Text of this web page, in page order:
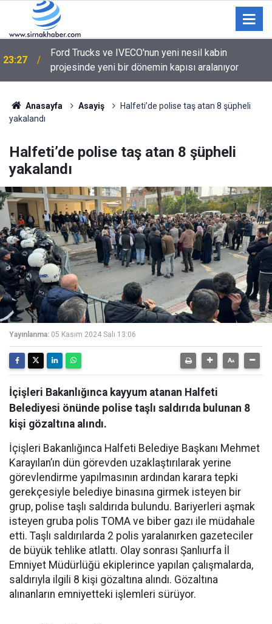
23:27
Ford Trucks ve IVECO'nun yeni nesil kabin
projesinde yeni bir dönemin kapısı aralanıyor
Anasayfa Asayiş
Halfeti’de polise taş atan 8 şüpheli
yakalandı
Halfeti’de polise taş atan 8 şüpheli
yakalandı
Yayınlanma: 05 Kasım 2024 Salı 13:06
İçişleri Bakanlığınca kayyum atanan Halfeti
Belediyesi önünde polise taşlı saldırıda bulunan 8
kişi gözaltına alındı.
İçişleri Bakanlığınca Halfeti Belediye Başkanı Mehmet
Karayılan’ın dün görevden uzaklaştırılarak yerine
görevlendirme yapılmasının ardından karara tepki
gerekçesiyle belediye binasına girmek isteyen bir
grup, polise taşlı saldırıda bulundu. Bariyerleri aşmak
isteyen gruba polis TOMA ve biber gazı ile müdahale
etti. Taşlı saldırılarda 2 polis yaralanırken gazeteciler
de büyük tehlike atlattı. Olay sonrası Şanlıurfa İl
Emniyet Müdürlüğü ekiplerince yapılan çalışmalarda,
saldırıyla ilgili 8 kişi gözaltına alındı. Gözaltına
alınanların emniyetteki işlemleri sürüyor.